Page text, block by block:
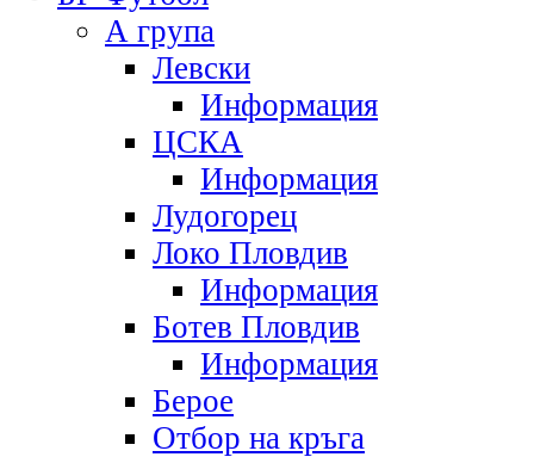
А група
Левски
Информация
ЦСКА
Информация
Лудогорец
Локо Пловдив
Информация
Ботев Пловдив
Информация
Берое
Отбор на кръга